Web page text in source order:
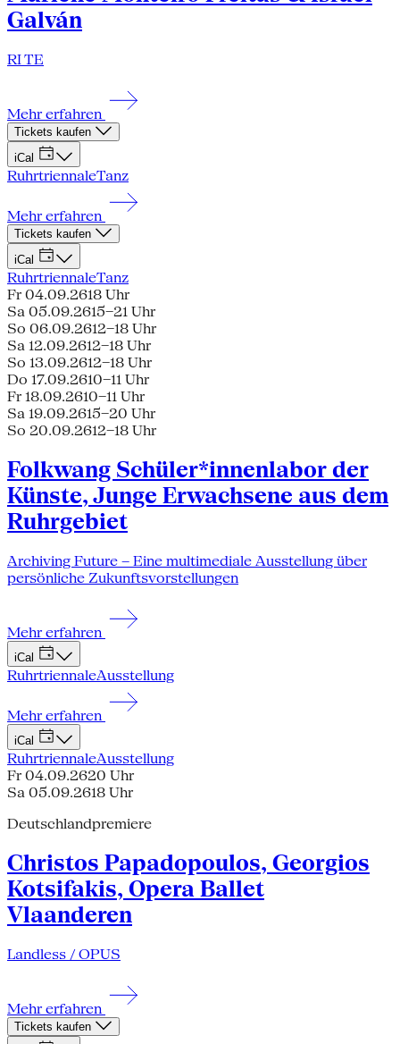
Galván
RI TE
Mehr erfahren
Tickets kaufen
iCal
RuhrtriennaleTanz
Mehr erfahren
Tickets kaufen
iCal
RuhrtriennaleTanz
Fr 04.09.2618 Uhr
Sa 05.09.2615–21 Uhr
So 06.09.2612–18 Uhr
Sa 12.09.2612–18 Uhr
So 13.09.2612–18 Uhr
Do 17.09.2610–11 Uhr
Fr 18.09.2610–11 Uhr
Sa 19.09.2615–20 Uhr
So 20.09.2612–18 Uhr
Folkwang Schüler*innenlabor der
Künste, Junge Erwachsene aus dem
Ruhrgebiet
Archiving Future – Eine multimediale Ausstellung über
persönliche Zukunftsvorstellungen
Mehr erfahren
iCal
RuhrtriennaleAusstellung
Mehr erfahren
iCal
RuhrtriennaleAusstellung
Fr 04.09.2620 Uhr
Sa 05.09.2618 Uhr
Deutschlandpremiere
Christos Papadopoulos, Georgios
Kotsifakis, Opera Ballet
Vlaanderen
Landless / OPUS
Mehr erfahren
Tickets kaufen